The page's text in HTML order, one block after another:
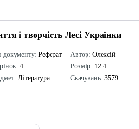
і творчість Лесі Українки
документу: Реферат
4
Література
Автор: Олексій
Розмір: 12.4
Скачувань: 3579